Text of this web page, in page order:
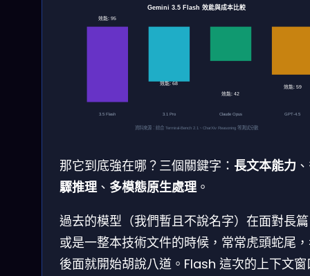
Gemini 3.5 Flash 效能與成本比較
3.5 Flash 3.1 Pro Claude Opus GPT-4.5
效能: 95
效能: 68
效能: 42
效能: 59
資料來源：綜合 Terminal-Bench 2.1、CharXiv Reasoning 等測試分數
那它到底強在哪？三個關鍵字： 長文本能力 、
驟推理、 多模態原生處理。
過去的模型（我們暫且不說名字）在面對長篇
或是一整本技術文件的時候，常常虎頭蛇尾
後面就開始胡說八道。Flash 這次的上下文窗